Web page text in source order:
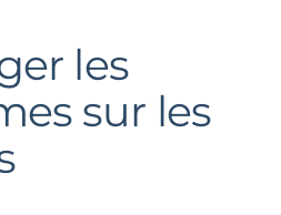
les
sur les